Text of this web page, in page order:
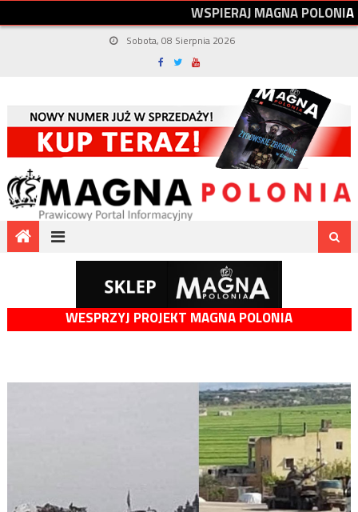
WSPIERAJMAGNAPOLONIA
Sobota, 08 Sierpnia 2026
WESPRZYJ PROJEKT MAGNA POLONIA